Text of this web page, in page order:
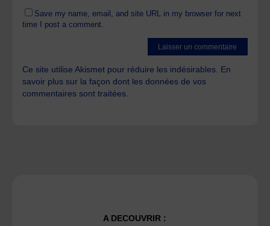
Save my name, email, and site URL in my browser for next
time I post a comment.
Ce site utilise Akismet pour réduire les indésirables. En
savoir plus sur la façon dont les données de vos
commentaires sont traitées.
A DECOUVRIR :